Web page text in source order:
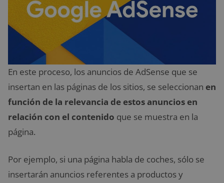
En este proceso, los anuncios de AdSense que se
insertan en las páginas de los sitios, se seleccionan en
función de la relevancia de estos anuncios en
relación con el contenido que se muestra en la
página.
Por ejemplo, si una página habla de coches, sólo se
insertarán anuncios referentes a productos y